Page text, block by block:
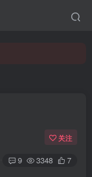
关注
9 3348 7